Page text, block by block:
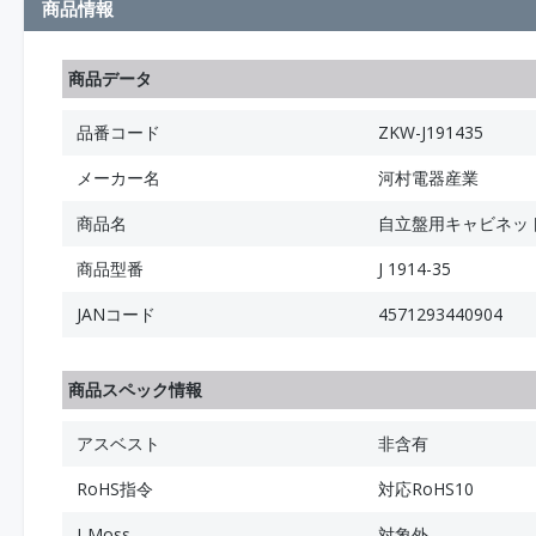
商品情報
商品データ
品番コード
ZKW-J191435
メーカー名
河村電器産業
商品名
自立盤用キャビネッ
商品型番
J 1914-35
JANコード
4571293440904
商品スペック情報
アスベスト
非含有
RoHS指令
対応RoHS10